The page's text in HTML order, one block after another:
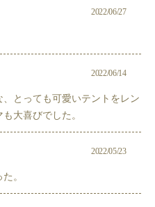
2022/06/27
2022/06/14
とっても可愛いテントをレン
大喜びでした。
2022/05/23
。